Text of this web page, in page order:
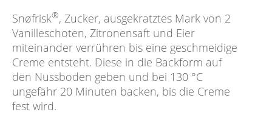
Snøfrisk®, Zucker, ausgekratztes Mark von 2
Vanilleschoten, Zitronensaft und Eier
miteinander verrühren bis eine geschmeidige
Creme entsteht. Diese in die Backform auf
den Nussboden geben und bei 130 °C
ungefähr 20 Minuten backen, bis die Creme
fest wird.